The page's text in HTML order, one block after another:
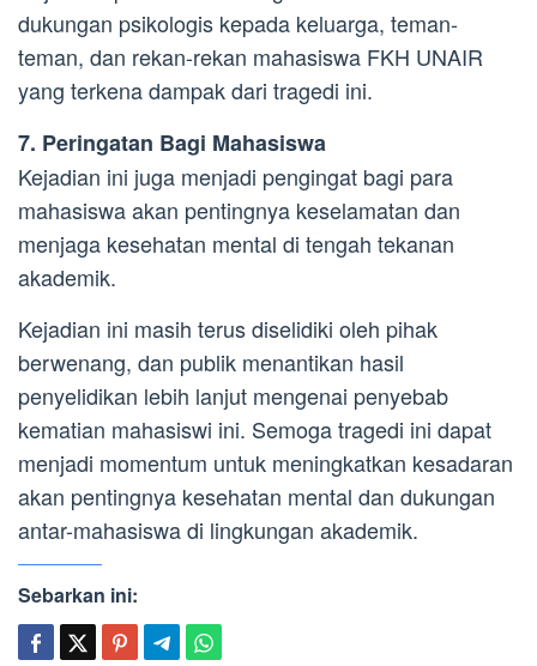
dukungan psikologis kepada keluarga, teman-
teman, dan rekan-rekan mahasiswa FKH UNAIR
yang terkena dampak dari tragedi ini.
7. Peringatan Bagi Mahasiswa
Kejadian ini juga menjadi pengingat bagi para
mahasiswa akan pentingnya keselamatan dan
menjaga kesehatan mental di tengah tekanan
akademik.
Kejadian ini masih terus diselidiki oleh pihak
berwenang, dan publik menantikan hasil
penyelidikan lebih lanjut mengenai penyebab
kematian mahasiswi ini. Semoga tragedi ini dapat
menjadi momentum untuk meningkatkan kesadaran
akan pentingnya kesehatan mental dan dukungan
antar-mahasiswa di lingkungan akademik.
Sebarkan ini: